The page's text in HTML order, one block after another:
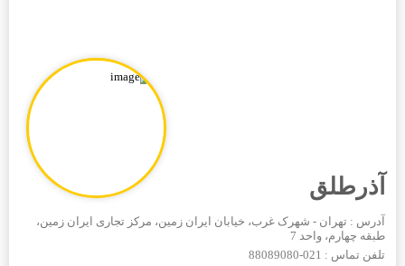
آذرطلق
آدرس : تهران - شهرک غرب، خیابان ایران زمین، مرکز تجاری ایران زمین،
طبقه چهارم، واحد 7
تلفن تماس : 021-88089080